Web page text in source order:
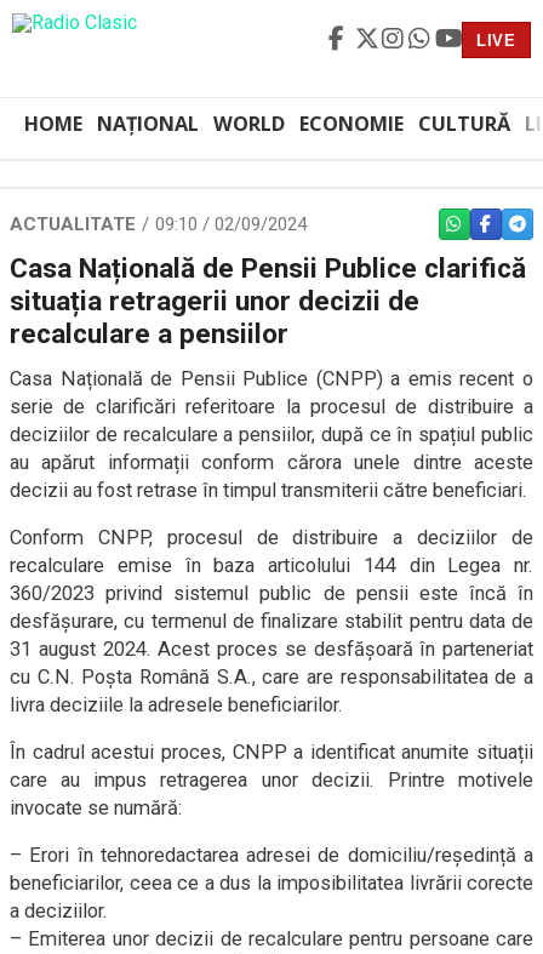
LIVE
HOME NAȚIONAL WORLD ECONOMIE CULTURĂ
ACTUALITATE 09:10 / 02/09/2024 WHATSAPP
Casa Națională de Pensii Publice clarifică
situația retragerii unor decizii de
recalculare a pensiilor
Casa Națională de Pensii Publice (CNPP) a emis recent o
serie de clarificări referitoare la procesul de distribuire a
deciziilor de recalculare a pensiilor, după ce în spațiul public
au apărut informații conform cărora unele dintre aceste
decizii au fost retrase în timpul transmiterii către beneficiari.
Conform CNPP, procesul de distribuire a deciziilor de
recalculare emise în baza articolului 144 din Legea nr.
360/2023 privind sistemul public de pensii este încă în
desfășurare, cu termenul de finalizare stabilit pentru data de
31 august 2024. Acest proces se desfășoară în parteneriat
cu C.N. Poșta Română S.A., care are responsabilitatea de a
livra deciziile la adresele beneficiarilor.
În cadrul acestui proces, CNPP a identificat anumite situații
care au impus retragerea unor decizii. Printre motivele
invocate se numără:
– Erori în tehnoredactarea adresei de domiciliu/reședință a
beneficiarilor, ceea ce a dus la imposibilitatea livrării corecte
a deciziilor.
– Emiterea unor decizii de recalculare pentru persoane care